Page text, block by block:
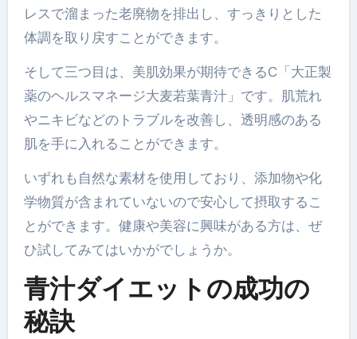
レスで溜まった老廃物を排出し、すっきりとした
体調を取り戻すことができます。
そして三つ目は、美肌効果が期待できるC「大正製
薬のヘルスマネージ大麦若葉青汁」です。肌荒れ
やニキビなどのトラブルを改善し、透明感のある
肌を手に入れることができます。
いずれも自然な素材を使用しており、添加物や化
学物質が含まれていないので安心して摂取するこ
とができます。健康や美容に興味がある方は、ぜ
ひ試してみてはいかがでしょうか。
青汁ダイエットの成功の
秘訣